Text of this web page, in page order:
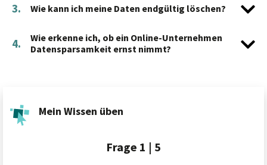
3. Wie kann ich meine Daten endgültig löschen?
4.
Wie erkenne ich, ob ein Online-Unternehmen
Datensparsamkeit ernst nimmt?
Mein Wissen üben
Frage 1 | 5